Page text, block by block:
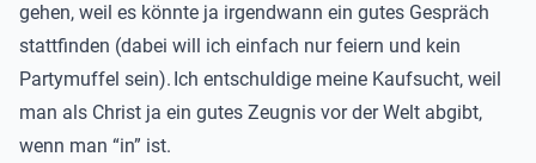
gehen, weil es könnte ja irgendwann ein gutes Gespräch
stattfinden (dabei will ich einfach nur feiern und kein
Partymuffel sein). Ich entschuldige meine Kaufsucht, weil
man als Christ ja ein gutes Zeugnis vor der Welt abgibt,
wenn man “in” ist.